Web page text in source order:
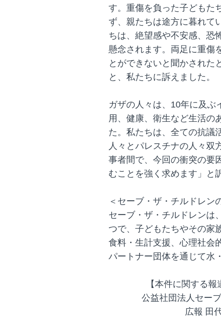
す。重傷を負った子どもた
ず、親たちは途方に暮れて
ちは、絶望感や不安感、恐
懸念されます。両足に重傷
とができないと聞かされた
と、私たちに訴えました。
ガザの人々は、10年に及ぶ
用、健康、衛生など生活の
た。私たちは、全ての抗議
人々とパレスチナの人々双
事者間で、今回の衝突の要
むことを強く求めます」と
＜セーブ・ザ・チルドレン
セーブ・ザ・チルドレンは
つで、子どもたちやその家
食料・生計支援、心理社会
パートナー団体を通じて水
【本件に関する
公益社団法人セー
広報 田